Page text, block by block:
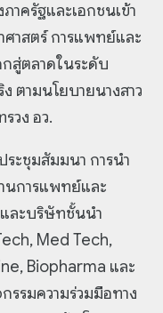
าครัฐและเอกชนเข้า
ศาสตร์ การแพทย์และ
สู่ตลาดในระดับ
ตามนโยบายนางสาว
วง อว.
ะชุมสัมมนา การนำ
นการแพทย์และ
ละบริษัทชั้นนำ
Med Tech,
Biopharma และ
รมความร่วมมือทาง